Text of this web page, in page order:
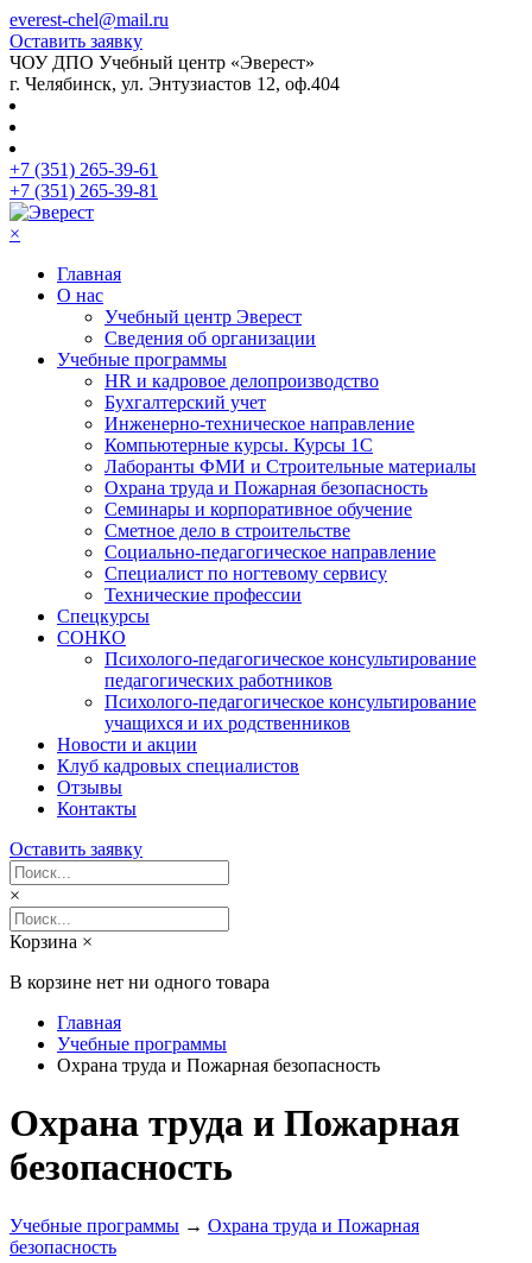
everest-chel@mail.ru
Оставить заявку
ЧОУ ДПО Учебный центр «Эверест»
г. Челябинск, ул. Энтузиастов 12, оф.404
+7 (351) 265-39-61
+7 (351) 265-39-81
×
Главная
О нас
Учебный центр Эверест
Сведения об организации
Учебные программы
HR и кадровое делопроизводство
Бухгалтерский учет
Инженерно-техническое направление
Компьютерные курсы. Курсы 1С
Лаборанты ФМИ и Строительные материалы
Охрана труда и Пожарная безопасность
Семинары и корпоративное обучение
Сметное дело в строительстве
Социально-педагогическое направление
Специалист по ногтевому сервису
Технические профессии
Спецкурсы
СОНКО
Психолого-педагогическое консультирование
педагогических работников
Психолого-педагогическое консультирование
учащихся и их родственников
Новости и акции
Клуб кадровых специалистов
Отзывы
Контакты
Оставить заявку
×
Корзина ×
В корзине нет ни одного товара
Главная
Учебные программы
Охрана труда и Пожарная безопасность
Охрана труда и Пожарная
безопасность
Учебные программы → Охрана труда и Пожарная
безопасность